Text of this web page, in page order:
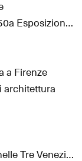
La Biennale di Venezia – 50a Esposizione Internazionale d’Arte
a Firenze
architettura
Arte e Stato. Esposizioni nelle Tre Venezie 1927–1944